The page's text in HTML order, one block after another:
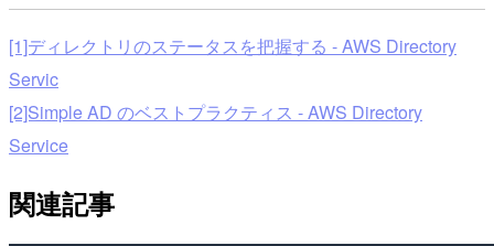
[1]ディレクトリのステータスを把握する - AWS Directory
Servic
[2]Simple AD のベストプラクティス - AWS Directory
Service
関連記事